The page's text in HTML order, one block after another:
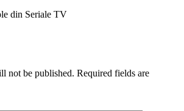
din Seriale TV
not be published. Required fields are